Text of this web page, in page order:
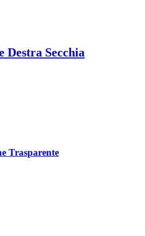
Destra Secchia
Trasparente